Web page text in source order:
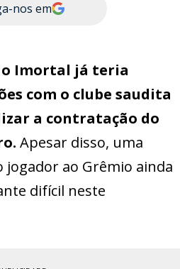
nos em
Imortal já teria
com o clube saudita
a contratação do
Apesar disso, uma
jogador ao Grêmio ainda
difícil neste